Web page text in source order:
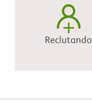
Reclutando